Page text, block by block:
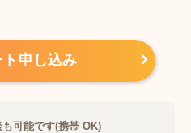
申し込み
可能です(携帯 OK)